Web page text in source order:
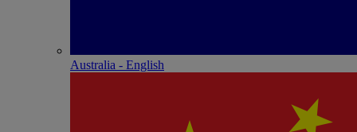
Australia - English